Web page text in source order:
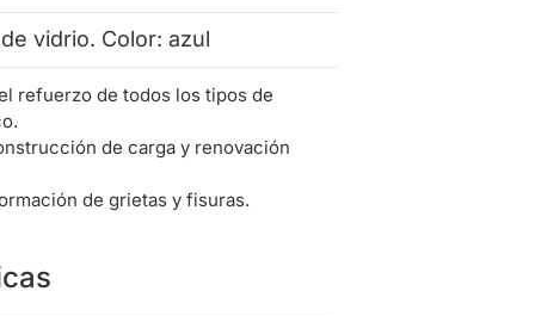
vidrio. Color: azul
refuerzo de todos los tipos de
de carga y renovación
de grietas y fisuras.